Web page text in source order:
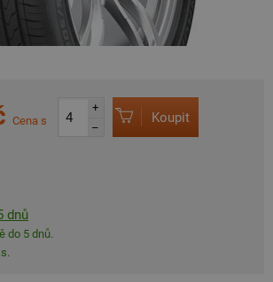
Cena s
dnů
do 5 dnů.
+
–
Koupit